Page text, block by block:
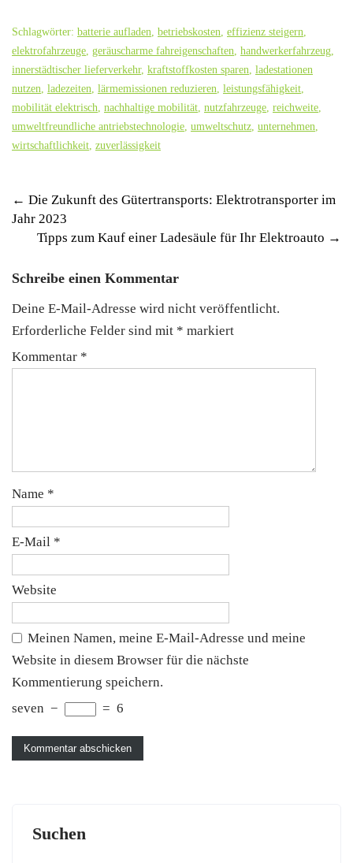
Schlagwörter: batterie aufladen betriebskosten effizienz steigern
elektrofahrzeuge geräuscharme fahreigenschaften handwerkerfahrzeug
innerstädtischer lieferverkehr, kraftstoffkosten sparen ladestationen
nutzen ladezeiten lärmemissionen reduzieren leistungsfähigkeit
mobilität elektrisch nachhaltige mobilität nutzfahrzeuge reichweite
umweltfreundliche antriebstechnologie umweltschutz unternehmen
wirtschaftlichkeit zuverlässigkeit
Post
navigation
← Die Zukunft des Gütertransports: Elektrotransporter im
Jahr 2023
Tipps zum Kauf einer Ladesäule für Ihr Elektroauto →
Schreibe einen Kommentar
Deine E-Mail-Adresse wird nicht veröffentlicht.
Erforderliche Felder sind mit * markiert
Kommentar *
Name *
E-Mail *
Website
Meinen Namen, meine E-Mail-Adresse und meine
Website in diesem Browser für die nächste
Kommentierung speichern.
seven − = 6
Suchen